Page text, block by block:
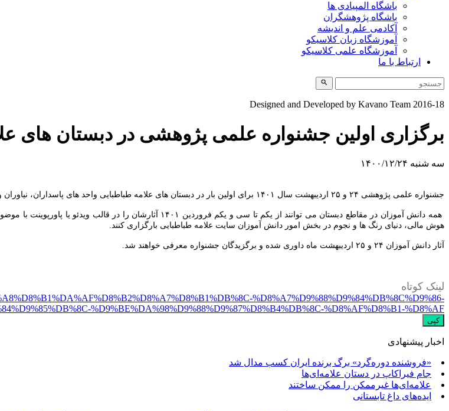
باشگاه المپیادی ها
باشگاه پژوهشگران
آکادمی علم و اندیشه
آموزشگاه زبان کلاسیکو
آموزشگاه علمی کلاسیکو
ارتباط با ما
Designed and Developed by Kavano Team 2016-18
برگزاری اولین جشنواره علمی پژوهشی در دبستان های
سه شنبه ۱۴۰۰/۱۲/۲۴
جشنواره علمی پژوهشی ۲۴ و ۲۵ اردیبهشت سال ۱۴۰۱ برای اولین بار در دبستان های علامه طباطبایی واحد های پاسداران، نیاوران و تهرانپارس برگزار می شود.
همه دانش آموزان در مقاطع دبستان می توانند از یکم تا سی و یکم
هوش مالی، دنیای رنگ ها و نجوم در بخش امور دانش آموزان سایت علامه طباطبایی بارگزاری کنند.
آثار دانش آموزان ۲۴ و ۲۵ اردیبهشت ماه داوری شده و برگزیدگان جشنواره معرفی خواهند شد.
لینک کوتاه
%D8%A7%D9%88%D9%84%DB%8C%D9%86-
%D9%BE%DA%98%D9%88%D9%87%D8%B4%DB%8C-%D8%AF%D8%B1-%D8%AF
کپی
اخبار پیشنهادی
«فروشنده دوره‌گرد» برگ برنده ایران کسب مدال شد
جام فیراکاپ در دستان علامه‌ای‌ها
علامه‌ای‌ها غیرممکن را ممکن ساختند
ایده‌های داغ تابستانی